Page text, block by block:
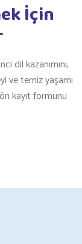
İçin
dil kazanımını,
ve temiz yaşamı
kayıt formunu